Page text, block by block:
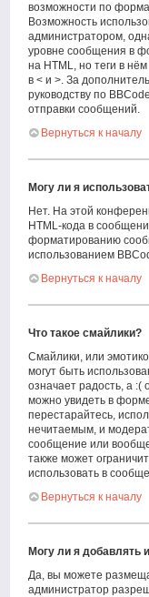
возможности по
Возможность
администратором,
уровне сообщения в
на HTML, но теги в
в < и >. За
руководству по
отправки сообщений.
Вернуться к началу
Могу ли я
Нет. На этой
HTML-кода в
форматированию
использованием
Вернуться к началу
Что такое смайлики?
Смайлики, или
могут быть
означает радость, а :(
можно увидеть в
перестарайтесь,
нечитаемым, и
сообщение или
также может
использовать в
Вернуться к началу
Могу ли я добавлять
Да, вы можете
администратор